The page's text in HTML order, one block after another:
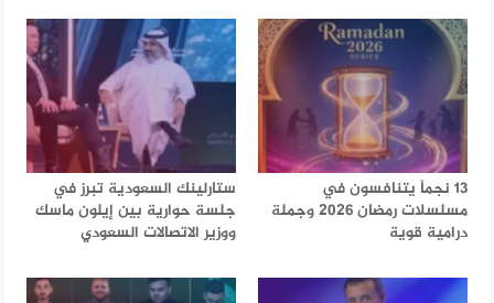
13 نجماً يتنافسون في
مسلسلات رمضان 2026 وجملة
درامية قوية
ستارلينك السعودية تبرز في
جلسة حوارية بين إيلون ماسك
ووزير الاتصالات السعودي